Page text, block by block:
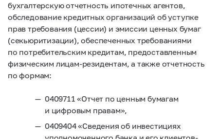
бухгалтерскую отчетность ипотечных агентов,
обследование кредитных организаций об уступке
прав требования (цессии) и эмиссии ценных бумаг
(секьюритизации), обеспеченных требованиями
по потребительским кредитам, предоставленным
физическим лицам-резидентам, а также отчетность
по формам:
0409711 «Отчет по ценным бумагам
и цифровым правам»,
0409404 «Сведения об инвестициях